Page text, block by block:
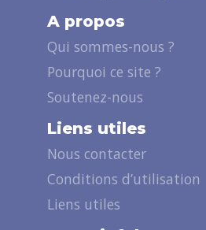
A propos
Qui sommes-nous ?
Pourquoi ce site ?
Soutenez-nous
Liens utiles
Nous contacter
Conditions d’utilisation
Liens utiles